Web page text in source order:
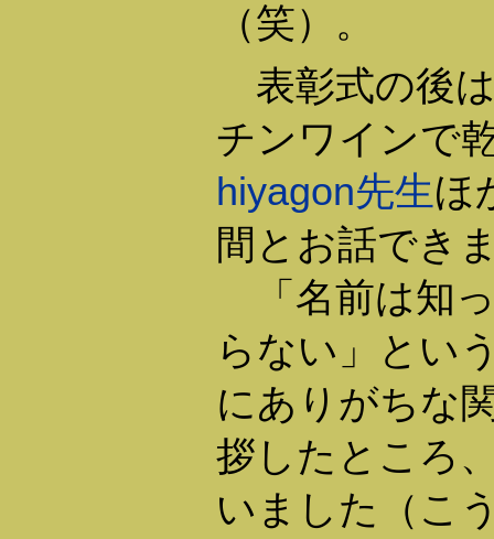
（笑）。
表彰式の後
チンワインで
hiyagon先生ほ
間とお話でき
「名前は知
らない」とい
にありがちな
拶したところ
いました（こ